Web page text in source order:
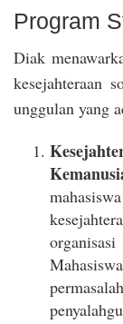
Program
Diak
kesejahteraan
unggulan yang